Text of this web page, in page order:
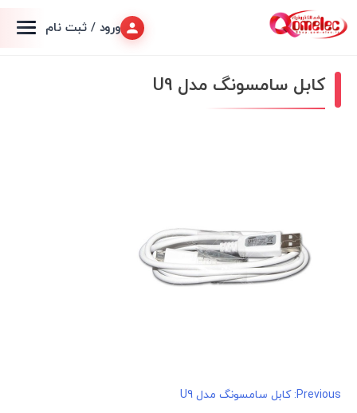
ورود / ثبت نام
کابل سامسونگ مدل U9
راهبری
Previous: کابل سامسونگ مدل U9